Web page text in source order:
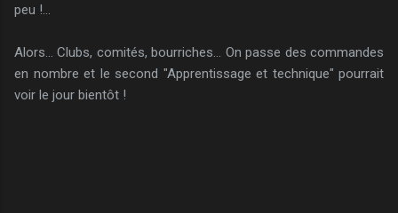
peu !...
Alors... Clubs, comités, bourriches... On passe des commandes
en nombre et le second "Apprentissage et technique" pourrait
voir le jour bientôt !